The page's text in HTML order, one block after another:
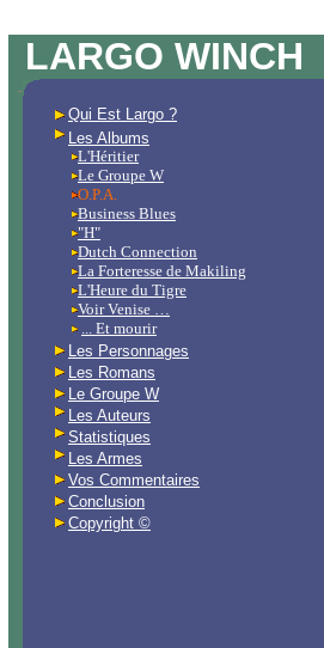
LARGO WINCH
-
Qui Est Largo ?
Les Albums
L'Héritier
Le Groupe W
O.P.A.
Business Blues
"H"
Dutch Connection
La Forteresse de Makiling
L'Heure du Tigre
Voir Venise …
... Et mourir
Les Personnages
Les Romans
Le Groupe W
Les Auteurs
Statistiques
Les Armes
Vos Commentaires
Conclusion
Copyright ©